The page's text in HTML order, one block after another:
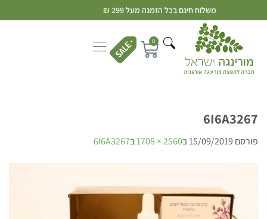
משלוח חינם בכל הזמנה מעל 299 ₪
0
6I6A3267
פורסם 15/09/2019ב2560 × 1708 ב6I6A3267